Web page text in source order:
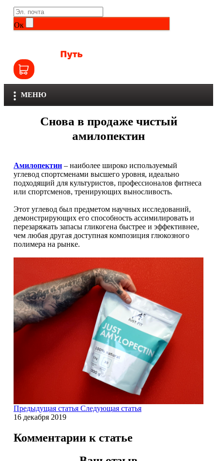
Ок
МЕНЮ
Общие комплексы
Витамины группы B
Витамины для детей
Железо
Селен
Здоровье и красота
НАЗАД
Мужское здоровье
Бустеры тестостерона
ЗМА
Антиоксиданты
Адаптогены и Ноотропы
Life Extension
NOW
Olimp
Optimum Nutrition
SNT
Sportinia
Trace Minerals
USN
WTF LABZ
Свой Путь
Снова в продаже чистый
амилопектин
Амилопектин – наиболее широко используемый
углевод спортсменами высшего уровня, идеально
подходящий для культуристов, профессионалов фитнеса
или спортсменов, тренирующих выносливость.
Этот углевод был предметом научных исследований,
демонстрирующих его способность ассимилировать и
перезаряжать запасы гликогена быстрее и эффективнее,
чем любая другая доступная композиция глюкозного
полимера на рынке.
Предыдущая статья Следующая статья
16 декабря 2019
Комментарии к статье